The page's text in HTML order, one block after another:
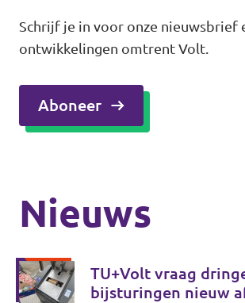
Schrijf je in voor onze nieuwsbrief
ontwikkelingen omtrent Volt.
Aboneer
Nieuws
TU+Volt vraag
bijsturingen nieuw